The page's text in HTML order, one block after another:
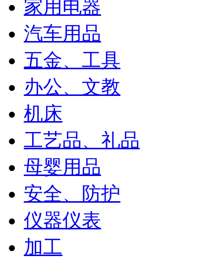
家用电器
汽车用品
五金、工具
办公、文教
机床
工艺品、礼品
母婴用品
安全、防护
仪器仪表
加工